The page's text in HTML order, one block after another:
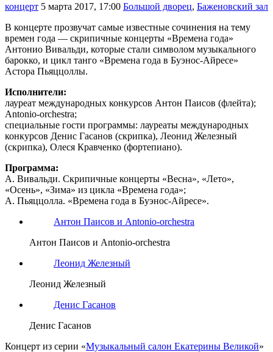
концерт 5 марта 2017, 17:00 Большой дворец, Баженовский зал
В концерте прозвучат самые известные сочинения на тему
времен года — скрипичные концерты «Времена года»
Антонио Вивальди, которые стали символом музыкального
барокко, и цикл танго «Времена года в Буэнос-Айресе»
Астора Пьяццоллы.
Исполнители:
лауреат международных конкурсов Антон Паисов (флейта);
Antonio-orchestra;
специальные гости программы: лауреаты международных
конкурсов Денис Гасанов (скрипка), Леонид Железный
(скрипка), Олеся Кравченко (фортепиано).
Программа:
А. Вивальди. Скрипичные концерты «Весна», «Лето»,
«Осень», «Зима» из цикла «Времена года»;
А. Пьяццолла. «Времена года в Буэнос-Айресе».
Антон Паисов и Antonio-orchestra
Антон Паисов и Antonio-orchestra
Леонид Железный
Леонид Железный
Денис Гасанов
Денис Гасанов
Концерт из серии «Музыкальный салон Екатерины Великой»